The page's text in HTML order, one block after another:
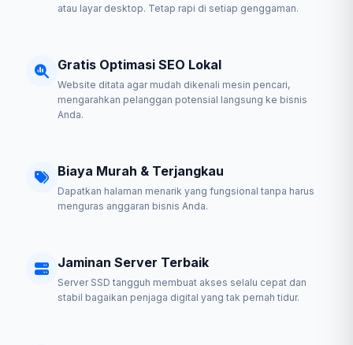
atau layar desktop. Tetap rapi di setiap genggaman.
Gratis Optimasi SEO Lokal
Website ditata agar mudah dikenali mesin pencari,
mengarahkan pelanggan potensial langsung ke bisnis
Anda.
Biaya Murah & Terjangkau
Dapatkan halaman menarik yang fungsional tanpa harus
menguras anggaran bisnis Anda.
Jaminan Server Terbaik
Server SSD tangguh membuat akses selalu cepat dan
stabil bagaikan penjaga digital yang tak pernah tidur.